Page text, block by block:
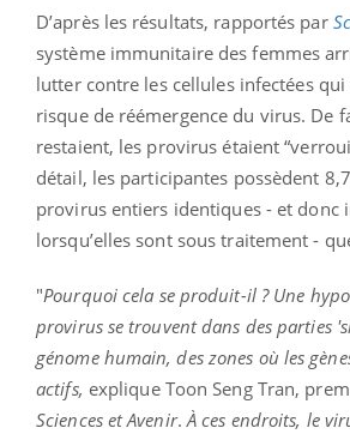
D’après les résultats, rapportés par
système immunitaire des femmes
lutter contre les cellules infectées
risque de réémergence du virus. De
restaient, les provirus étaient
détail, les participantes possèdent
provirus entiers identiques - et donc
lorsqu’elles sont sous traitement -
"Pourquoi cela se produit-il ? Une
provirus se trouvent dans des parties
génome humain, des zones où les
actifs, explique Toon Seng Tran,
Sciences et Avenir.À ces endroits, le